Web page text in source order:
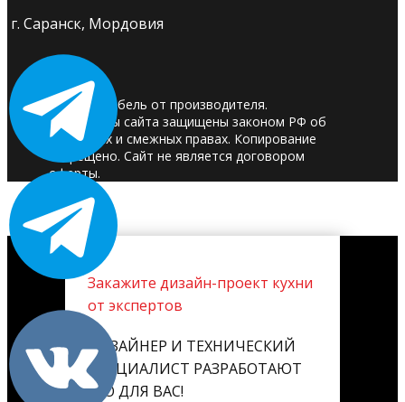
г. Саранск, Мордовия
© 2025. Мебель от производителя.
Материалы сайта защищены законом РФ об
авторских и смежных правах. Копирование
запрещено. Сайт не является договором
оферты.
Закажите дизайн-проект кухни
от экспертов
ДИЗАЙНЕР И ТЕХНИЧЕСКИЙ
СПЕЦИАЛИСТ РАЗРАБОТАЮТ
ЕГО ДЛЯ ВАС!